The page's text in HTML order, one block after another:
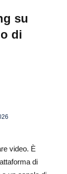
su
di
video. È
di